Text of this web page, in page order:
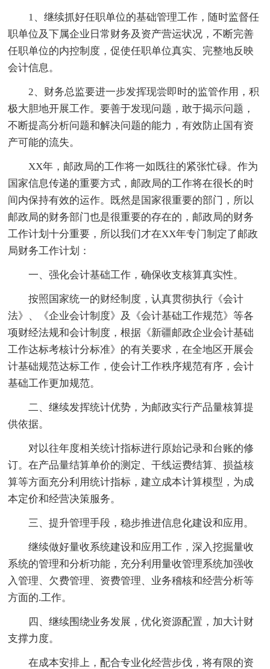
1、继续抓好任职单位的基础管理工作，随时监督任
职单位及下属企业日常财务及资产营运状况，不断完善
任职单位的内控制度，促使任职单位真实、完整地反映
会计信息。
2、财务总监要进一步发挥现尝即时的监管作用，积
极大胆地开展工作。要善于发现问题，敢于揭示问题，
不断提高分析问题和解决问题的能力，有效防止国有资
产可能的流失。
XX年，邮政局的工作将一如既往的紧张忙碌。作为
国家信息传递的重要方式，邮政局的工作将在很长的时
间内保持有效的运作。既然是国家很重要的部门，所以
邮政局的财务部门也是很重要的存在的，邮政局的财务
工作计划十分重要，所以我们才在XX年专门制定了邮政
局财务工作计划：
一、强化会计基础工作，确保收支核算真实性。
按照国家统一的财经制度，认真贯彻执行《会计
法》、《企业会计制度》及《会计基础工作规范》等各
项财经法规和会计制度，根据《新疆邮政企业会计基础
工作达标考核计分标准》的有关要求，在全地区开展会
计基础规范达标工作，使会计工作秩序规范有序，会计
基础工作更加规范。
二、继续发挥统计优势，为邮政实行产品量核算提
供依据。
对以往年度相关统计指标进行原始记录和台账的修
订。在产品量结算单价的测定、干线运费结算、损益核
算等方面充分利用统计指标，建立成本计算模型，为成
本定价和经营决策服务。
三、提升管理手段，稳步推进信息化建设和应用。
继续做好量收系统建设和应用工作，深入挖掘量收
系统的管理和分析功能，充分利用量收管理系统加强收
入管理、欠费管理、资费管理、业务稽核和经营分析等
方面的.工作。
四、继续围绕业务发展，优化资源配置，加大计财
支撑力度。
在成本安排上，配合专业化经营步伐，将有限的资